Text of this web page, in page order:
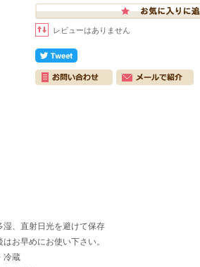
レビューはありません
湿、直射日光を避けて保存
はお早めにお使い下さい。
冷蔵